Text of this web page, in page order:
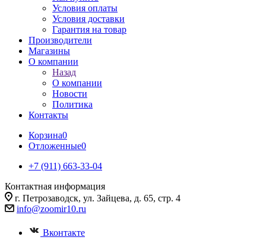
Условия оплаты
Условия доставки
Гарантия на товар
Производители
Магазины
О компании
Назад
О компании
Новости
Политика
Контакты
Корзина0
Отложенные0
+7 (911) 663-33-04
Контактная информация
г. Петрозаводск, ул. Зайцева, д. 65, стр. 4
info@zoomir10.ru
Вконтакте